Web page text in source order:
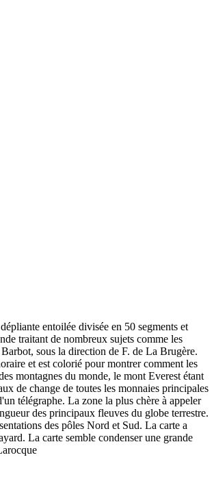
entoilée divisée en 50 segments et
traitant de nombreux sujets comme les
sous la direction de F. de La Brugère.
et est colorié pour montrer comment les
montagnes du monde, le mont Everest étant
de change de toutes les monnaies principales
télégraphe. La zone la plus chère à appeler
des principaux fleuves du globe terrestre.
des pôles Nord et Sud. La carte a
La carte semble condenser une grande